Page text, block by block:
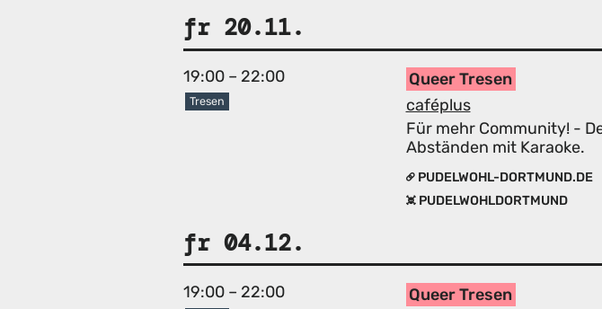
fr 20.11.
Queer Tresen
caféplus
19:00 – 22:00
Tresen
Für mehr Community! -
Abständen mit Karaoke.
PUDELWOHL-DORTMUND.DE
PUDELWOHLDORTMUND
fr 04.12.
Queer Tresen
19:00 – 22:00